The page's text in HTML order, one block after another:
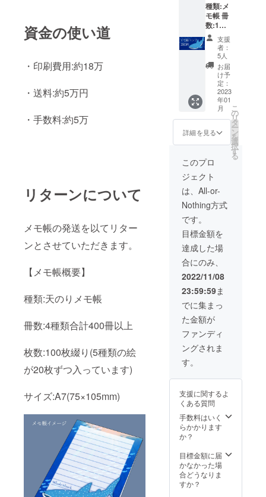
資金の使い道
・印刷費用:約18万
・送料:約5万円
・手数料:約5万
リターンについて
メモ帳の発送を以てリター
ンとさせていただきます。
【メモ帳概要】
種類:天のりメモ帳
冊数:4種類合計400冊以上
枚数:100枚綴り(5種類の絵
が20枚ずつ入っています)
サイズ:A7(75×105mm)
種類:メ
モ帳 冊
数:1冊
サイ
ズ:A7(7
5×105
mm) カ
ラー:フ
ルカ
ラーの
み 概要
の4種類
全てを
セット
にして
送らせ
ていた
だきま
す。
支援
者：
5人
お届
け予
定：
2023
年01
月
詳細を見る
こ
の
リ
タ
ー
ン
を
選
択
す
る
このプロ
ジェクト
は、All-or-
Nothing方式
です。
目標金額を
達成した場
合にのみ、
2022/11/08
23:59:59ま
でに集まっ
た金額が
ファンディ
ングされま
す。
支援に関するよ
くある質問
手数料はいく
らかかります
か？
目標金額に届
かなかった場
合どうなりま
すか？